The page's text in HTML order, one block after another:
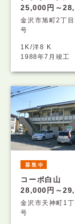
25,000円～
金沢市旭町2丁
号
1K/洋8 K
1988年7月竣工
コーポ白山
28,000円～
金沢市天神町1
号